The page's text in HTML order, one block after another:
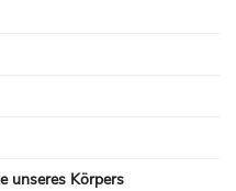
unseres Körpers